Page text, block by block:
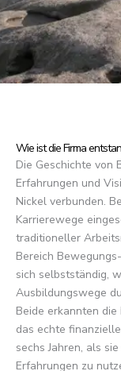
Wie ist die Firma
Die Geschichte von
Erfahrungen und
Nickel verbunden.
Karrierewege
traditioneller
Bereich
sich selbstständig,
Ausbildungswege
Beide erkannten
das echte
sechs Jahren, als
Erfahrungen zu